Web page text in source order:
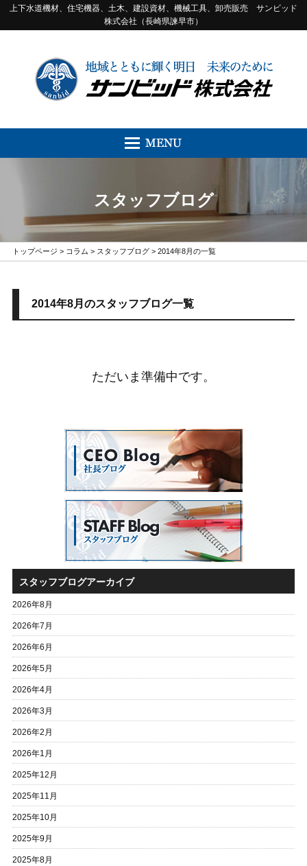
上下水道機材、住宅機器、土木、建設資材、機械工具、卸売販売 サンビッド
株式会社（長崎県諫早市）
スタッフブログ
トップページ > コラム > スタッフブログ> 2014年8月の一覧
2014年8月のスタッフブログ一覧
ただいま準備中です。
スタッフブログアーカイブ
2026年8月
2026年7月
2026年6月
2026年5月
2026年4月
2026年3月
2026年2月
2026年1月
2025年12月
2025年11月
2025年10月
2025年9月
2025年8月